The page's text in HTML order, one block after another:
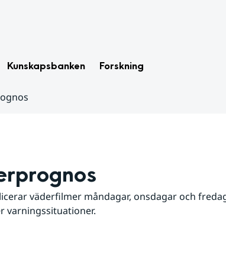
Kunskapsbanken Forskning
väderfilmer måndagar, onsdagar och
varningssituationer.